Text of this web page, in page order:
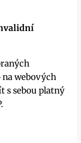
na webových
s sebou platný